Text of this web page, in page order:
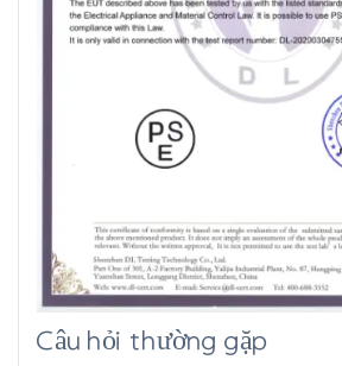
Câu hỏi thường gặp